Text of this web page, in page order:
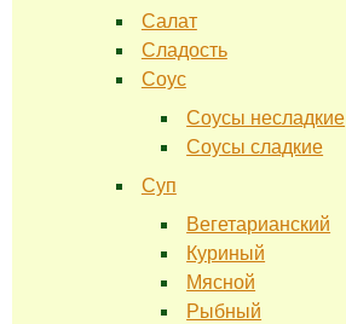
Салат
Сладость
Соус
Соусы несладкие
Соусы сладкие
Суп
Вегетарианский
Куриный
Мясной
Рыбный